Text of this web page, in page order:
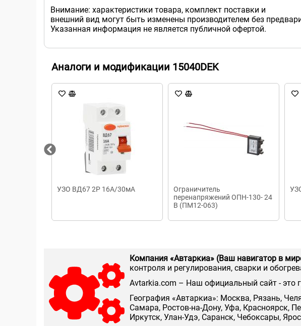
Внимание: характеристики товара, комплект поставки и
внешний вид могут быть изменены производителем без
Указанная информация не является публичной офертой.
Аналоги и модификации 15040DEK
УЗО ВД67 2Р 16А/30мА
Ограничитель
перенапряжений ОПН-130- 24
В (ПМ12-063)
Компания «Автаркиа» (Ваш навигатор в
контроля и регулирования, сварки и
Аvtarkia.com – Наш официальный сайт - это
География «Автаркиа»: Москва, Рязань,
Самара, Ростов-на-Дону, Уфа, Красноярск,
Иркутск, Улан-Удэ, Саранск, Чебоксары,